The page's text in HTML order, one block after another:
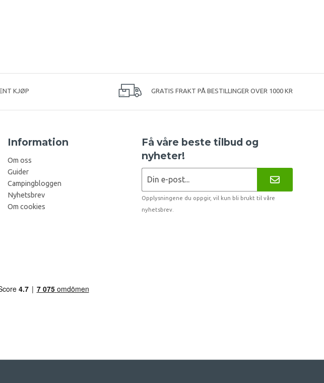
KJØP GRATIS FRAKT PÅ BESTILLINGER OVER 1000 KR
Information
Om oss
Guider
Campingbloggen
Nyhetsbrev
Om cookies
Få våre beste tilbud og
nyheter!
Opplysningene du oppgir, vil kun bli brukt til våre
nyhetsbrev.